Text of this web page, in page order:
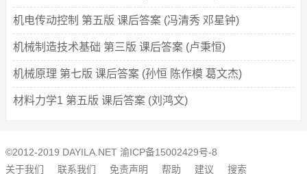
机电传动控制 第五版 课后答案 (冯清秀 邓星钟)
机械制造技术基础 第三版 课后答案 (卢秉恒)
机械原理 第七版 课后答案 (孙恒 陈作模 葛文杰)
材料力学1 第五版 课后答案 (刘鸿文)
©2012-2019 DAYILA.NET 渝ICP备15002429号-8
关于我们
联系我们 免责声明 帮助 建议 搜索